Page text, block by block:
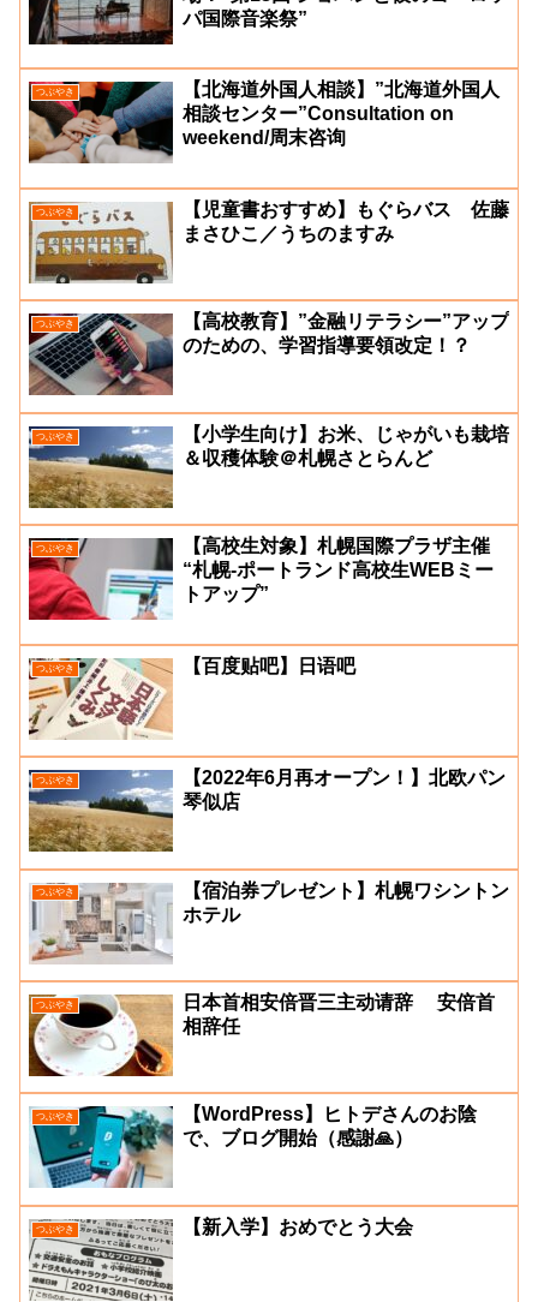
パ国際音楽祭”
つぶやき
【北海道外国人相談】”北海道外国人
相談センター”Consultation on
weekend/周末咨询
つぶやき
【児童書おすすめ】もぐらバス 佐藤
まさひこ／うちのますみ
つぶやき
【高校教育】”金融リテラシー”アップ
のための、学習指導要領改定！？
つぶやき
【小学生向け】お米、じゃがいも栽培
＆収穫体験＠札幌さとらんど
つぶやき
【高校生対象】札幌国際プラザ主催
“札幌‐ポートランド高校生WEBミー
トアップ”
つぶやき 【百度贴吧】日语吧
つぶやき
【2022年6月再オープン！】北欧パン
琴似店
つぶやき
【宿泊券プレゼント】札幌ワシントン
ホテル
つぶやき
日本首相安倍晋三主动请辞 安倍首
相辞任
つぶやき
【WordPress】ヒトデさんのお陰
で、ブログ開始（感謝🙏）
つぶやき 【新入学】おめでとう大会